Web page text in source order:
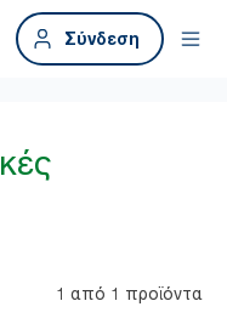
Σύνδεση
1 από 1 προϊόντα